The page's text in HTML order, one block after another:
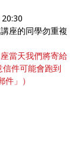
座的同學勿重複
當天我們將寄給
件可能會跑到
」）